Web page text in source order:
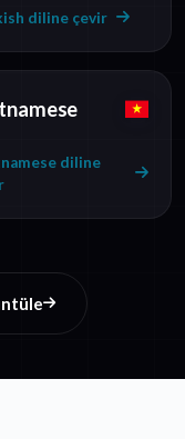
diline çevir
diline